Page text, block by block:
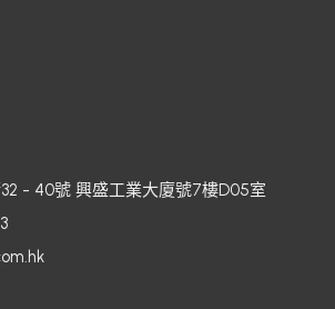
- 40號 興盛工業大廈號7樓D05室